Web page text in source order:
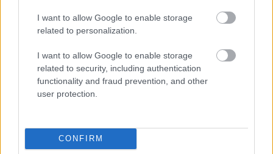
I want to allow Google to enable storage
related to personalization.
I want to allow Google to enable storage
related to security, including authentication
functionality and fraud prevention, and other
user protection.
CONFIRM